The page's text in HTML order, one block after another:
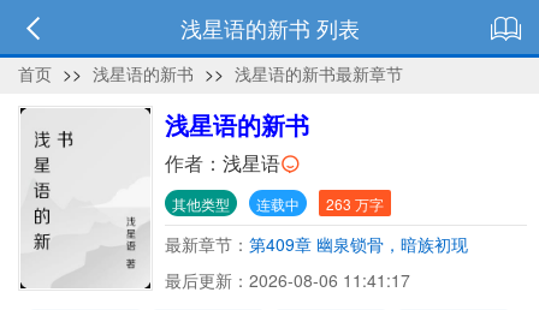
浅星语的新书 列表
首页 >> 浅星语的新书 >> 浅星语的新书最新章节
浅星语的新书
作者： 浅星语
其他类型 连载中 263 万字
最新章节： 第409章 幽泉锁骨，暗族初现
最后更新：2026-08-06 11:41:17